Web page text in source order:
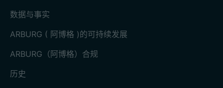
数据与事实
ARBURG ( 阿博格 )的可持续发展
ARBURG（阿博格）合规
历史